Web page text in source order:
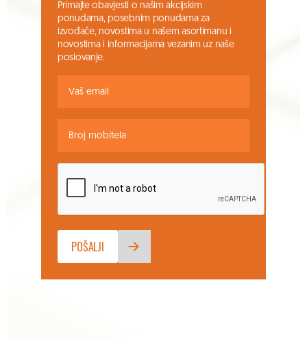
Primajte obavjesti o našim akcijskim
ponudama, posebnim ponudama za
izvođače, novostima u našem asortimanu i
novostima i informacijama vezanim uz naše
poslovanje.